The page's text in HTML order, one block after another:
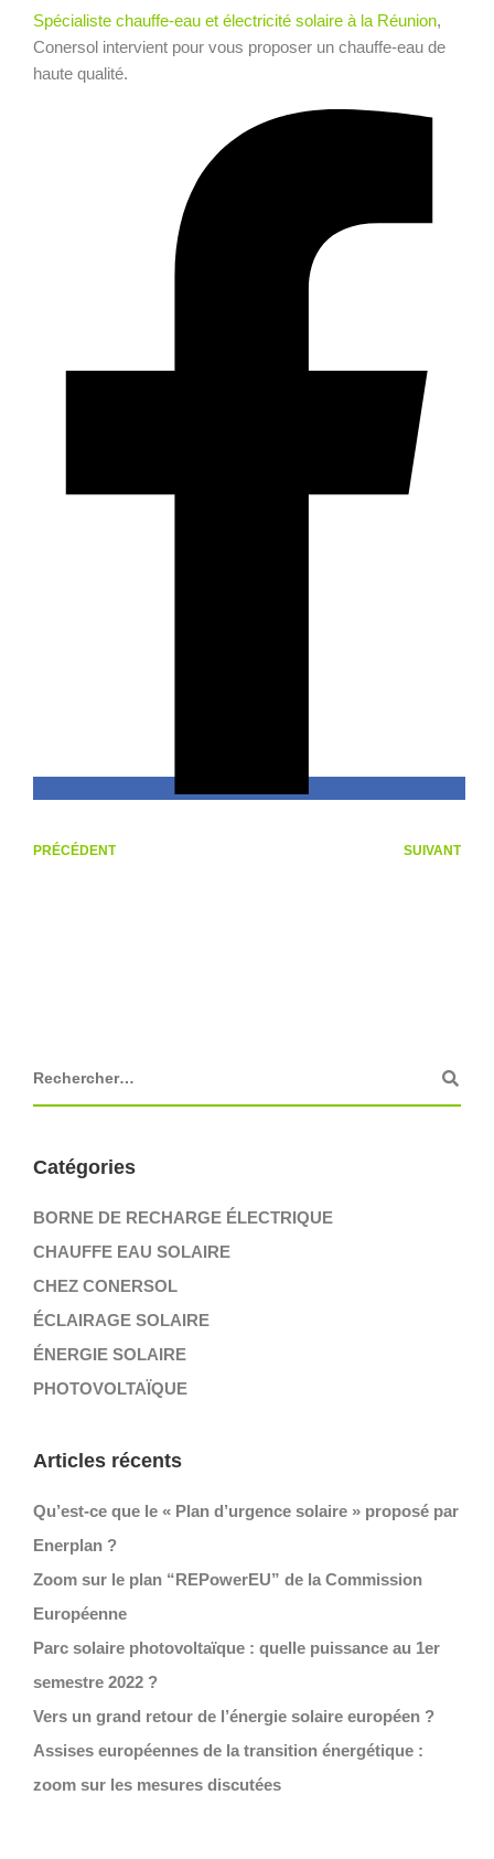
Spécialiste chauffe-eau et électricité solaire à la Réunion,
Conersol intervient pour vous proposer un chauffe-eau de
haute qualité.
PRÉCÉDENT SUIVANT
Catégories
BORNE DE RECHARGE ÉLECTRIQUE
CHAUFFE EAU SOLAIRE
CHEZ CONERSOL
ÉCLAIRAGE SOLAIRE
ÉNERGIE SOLAIRE
PHOTOVOLTAÏQUE
Articles récents
Qu’est-ce que le « Plan d’urgence solaire » proposé par
Enerplan ?
Zoom sur le plan “REPowerEU” de la Commission
Européenne
Parc solaire photovoltaïque : quelle puissance au 1er
semestre 2022 ?
Vers un grand retour de l’énergie solaire européen ?
Assises européennes de la transition énergétique :
zoom sur les mesures discutées